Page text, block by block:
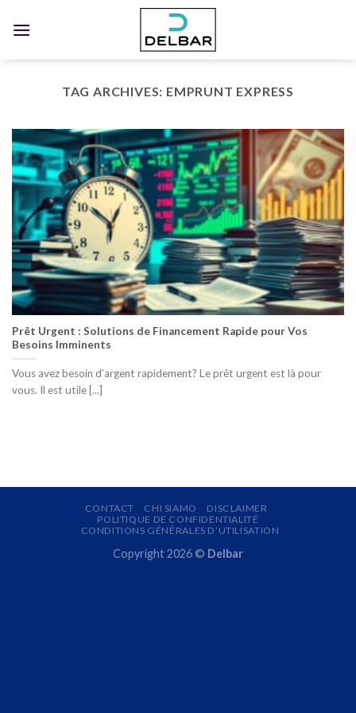
TAG ARCHIVES: EMPRUNT EXPRESS
Prêt Urgent : Solutions de Financement Rapide pour Vos
Besoins Imminents
Vous avez besoin d’argent rapidement? Le prêt urgent est là pour
vous. Il est utile [...]
CONTACT CHI SIAMO
DISCLAIMER
POLITIQUE DE CONFIDENTIALITÉ
CONDITIONS GÉNÉRALES D’UTILISATION
Copyright 2026 © Delbar